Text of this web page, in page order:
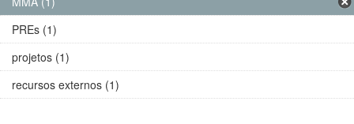
PREs (1)
projetos (1)
recursos externos (1)